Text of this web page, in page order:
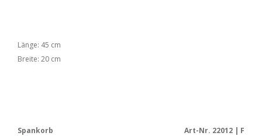
Länge: 45 cm
Breite: 20 cm
Spankorb Art-Nr. 22012 | F